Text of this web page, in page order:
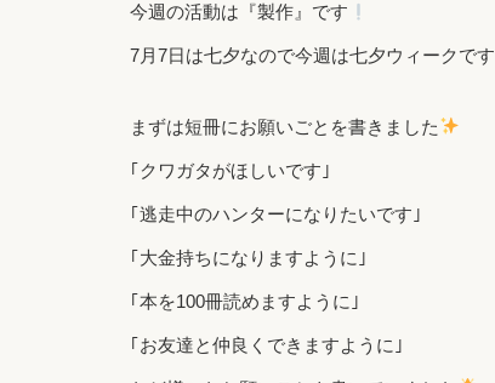
今週の活動は『製作』です
7月7日は七夕なので今週は七夕ウィークです
まずは短冊にお願いごとを書きました
｢クワガタがほしいです｣
｢逃走中のハンターになりたいです｣
｢大金持ちになりますように｣
｢本を100冊読めますように｣
｢お友達と仲良くできますように｣